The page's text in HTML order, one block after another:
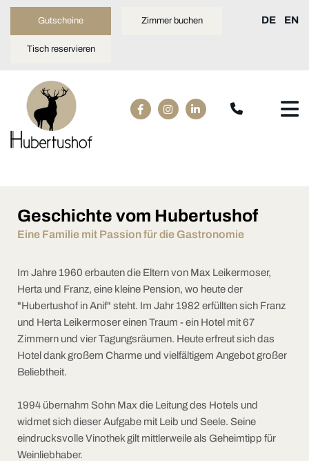
Gutscheine Zimmer buchen
Tisch reservieren
DE EN
Geschichte vom Hubertushof
Eine Familie mit Passion für die Gastronomie
Im Jahre 1960 erbauten die Eltern von Max Leikermoser,
Herta und Franz, eine kleine Pension, wo heute der
"Hubertushof in Anif" steht. Im Jahr 1982 erfüllten sich Franz
und Herta Leikermoser einen Traum - ein Hotel mit 67
Zimmern und vier Tagungsräumen. Heute erfreut sich das
Hotel dank großem Charme und vielfältigem Angebot großer
Beliebtheit.
1994 übernahm Sohn Max die Leitung des Hotels und
widmet sich dieser Aufgabe mit Leib und Seele. Seine
eindrucksvolle Vinothek gilt mittlerweile als Geheimtipp für
Weinliebhaber.